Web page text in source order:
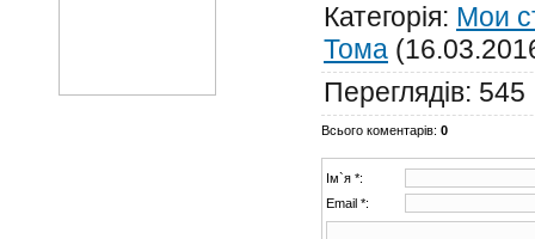
Категорія: Мои
Тома
Переглядів: 545
Всього коментарів: 0
Ім`я *:
Email *: